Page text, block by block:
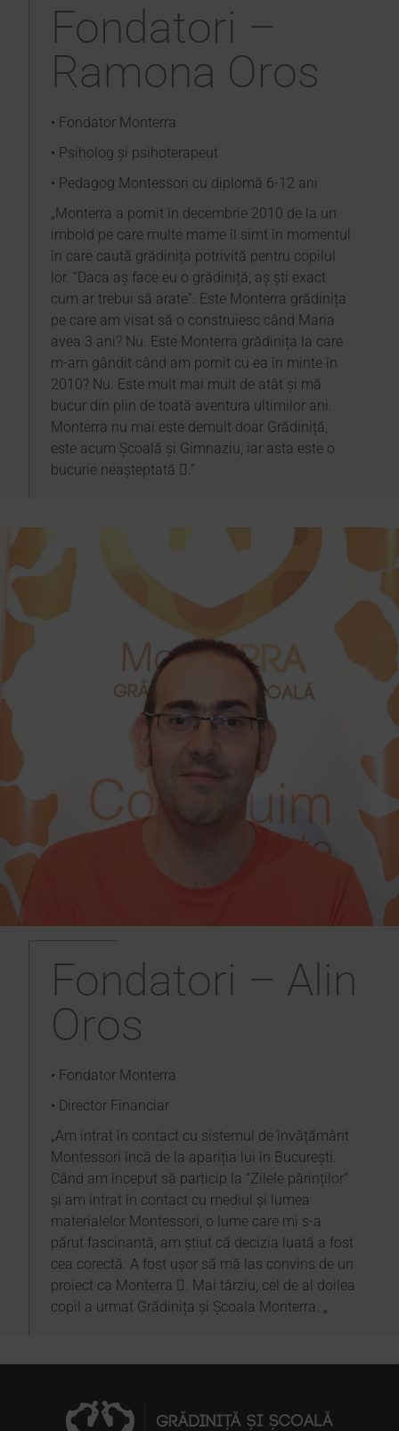
Fondatori –
Ramona Oros
• Fondator Monterra
• Psiholog și psihoterapeut
• Pedagog Montessori cu diplomă 6-12 ani
„Monterra a pornit în decembrie 2010 de la un
imbold pe care multe mame îl simt în momentul
în care caută grădinița potrivită pentru copilul
lor. “Daca aș face eu o grădiniță, aș ști exact
cum ar trebui să arate”. Este Monterra grădinița
pe care am visat să o construiesc când Maria
avea 3 ani? Nu. Este Monterra grădinița la care
m-am gândit când am pornit cu ea în minte în
2010? Nu. Este mult mai mult de atât și mă
bucur din plin de toată aventura ultimilor ani.
Monterra nu mai este demult doar Grădiniță,
este acum Școală și Gimnaziu, iar asta este o
bucurie neașteptată .”
Fondatori – Alin
Oros
• Fondator Monterra
• Director Financiar
„Am intrat în contact cu sistemul de învățământ
Montessori încă de la apariția lui în București.
Când am început să particip la “Zilele părinților”
și am intrat în contact cu mediul și lumea
materialelor Montessori, o lume care mi s-a
părut fascinantă, am știut că decizia luată a fost
cea corectă. A fost ușor să mă las convins de un
proiect ca Monterra . Mai târziu, cel de al doilea
copil a urmat Grădinița și Școala Monterra. „